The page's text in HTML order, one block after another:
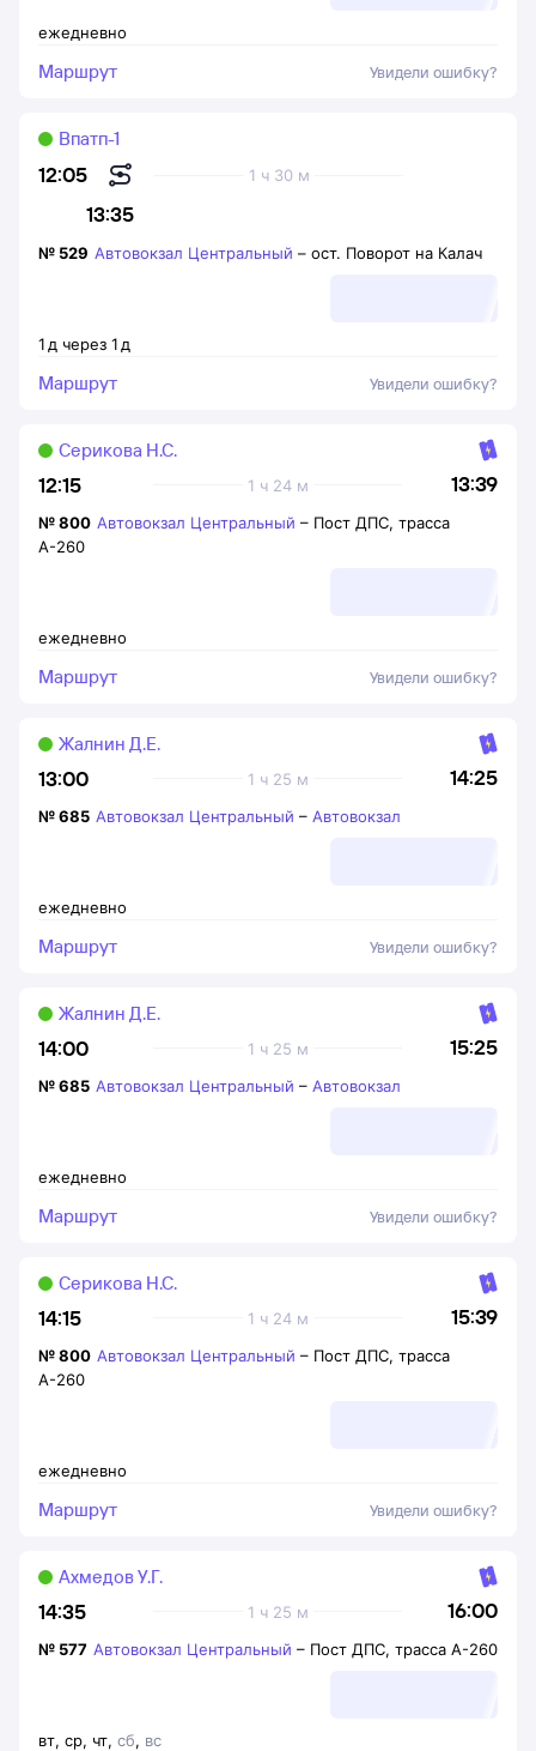
ежедневно
Маршрут Увидели ошибку?
12:05
13:35
1 ч 30 м
Впатп-1
1 д через 1 д
№ 529 Автовокзал Центральный – ост. Поворот на Калач
Маршрут Увидели ошибку?
12:15 13:39
1 ч 24 м
Серикова Н.С.
ежедневно
№800 Автовокзал Центральный – Пост ДПС, трасса
А-260
Маршрут Увидели ошибку?
13:00 14:25
1 ч 25 м
Жалнин Д.Е.
ежедневно
№685 Автовокзал Центральный – Автовокзал
Маршрут Увидели ошибку?
14:00 15:25
1 ч 25 м
Жалнин Д.Е.
ежедневно
№685 Автовокзал Центральный – Автовокзал
Маршрут Увидели ошибку?
14:15 15:39
1 ч 24 м
Серикова Н.С.
ежедневно
№800 Автовокзал Центральный – Пост ДПС, трасса
А-260
Маршрут Увидели ошибку?
14:35 16:00
1 ч 25 м
Ахмедов У.Г.
вт, ср, чт, сб, вс
№ 577 Автовокзал Центральный – Пост ДПС, трасса А-260